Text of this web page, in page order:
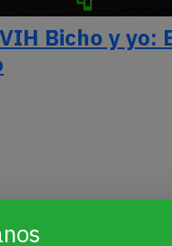
Bicho y yo: